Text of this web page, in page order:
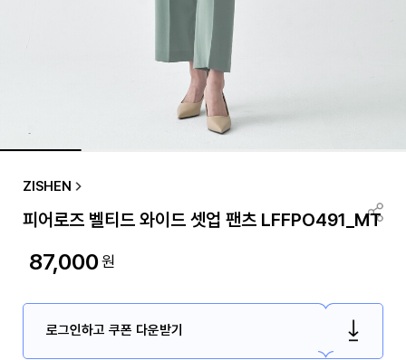
ZISHEN
피어로즈 벨티드 와이드 셋업 팬츠 LFFPO491_MT
87,000원
로그인하고 쿠폰 다운받기